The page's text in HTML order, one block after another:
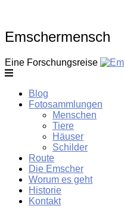
content
Emschermensch
Eine Forschungsreise
Blog
Fotosammlungen
Menschen
Tiere
Häuser
Schilder
Route
Die Emscher
Worum es geht
Historie
Kontakt